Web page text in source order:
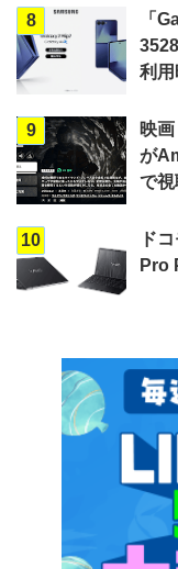
8
「
利用
9
映
が
で視
10
ド
Pro